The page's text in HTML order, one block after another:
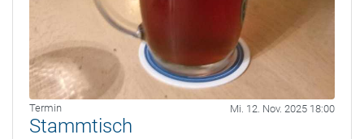
Termin Mi. 12. Nov. 2025 18:00
Stammtisch